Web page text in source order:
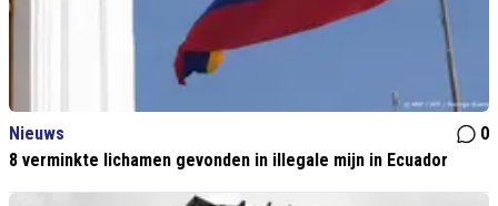
Nieuws
0
8 verminkte lichamen gevonden in illegale mijn in Ecuador